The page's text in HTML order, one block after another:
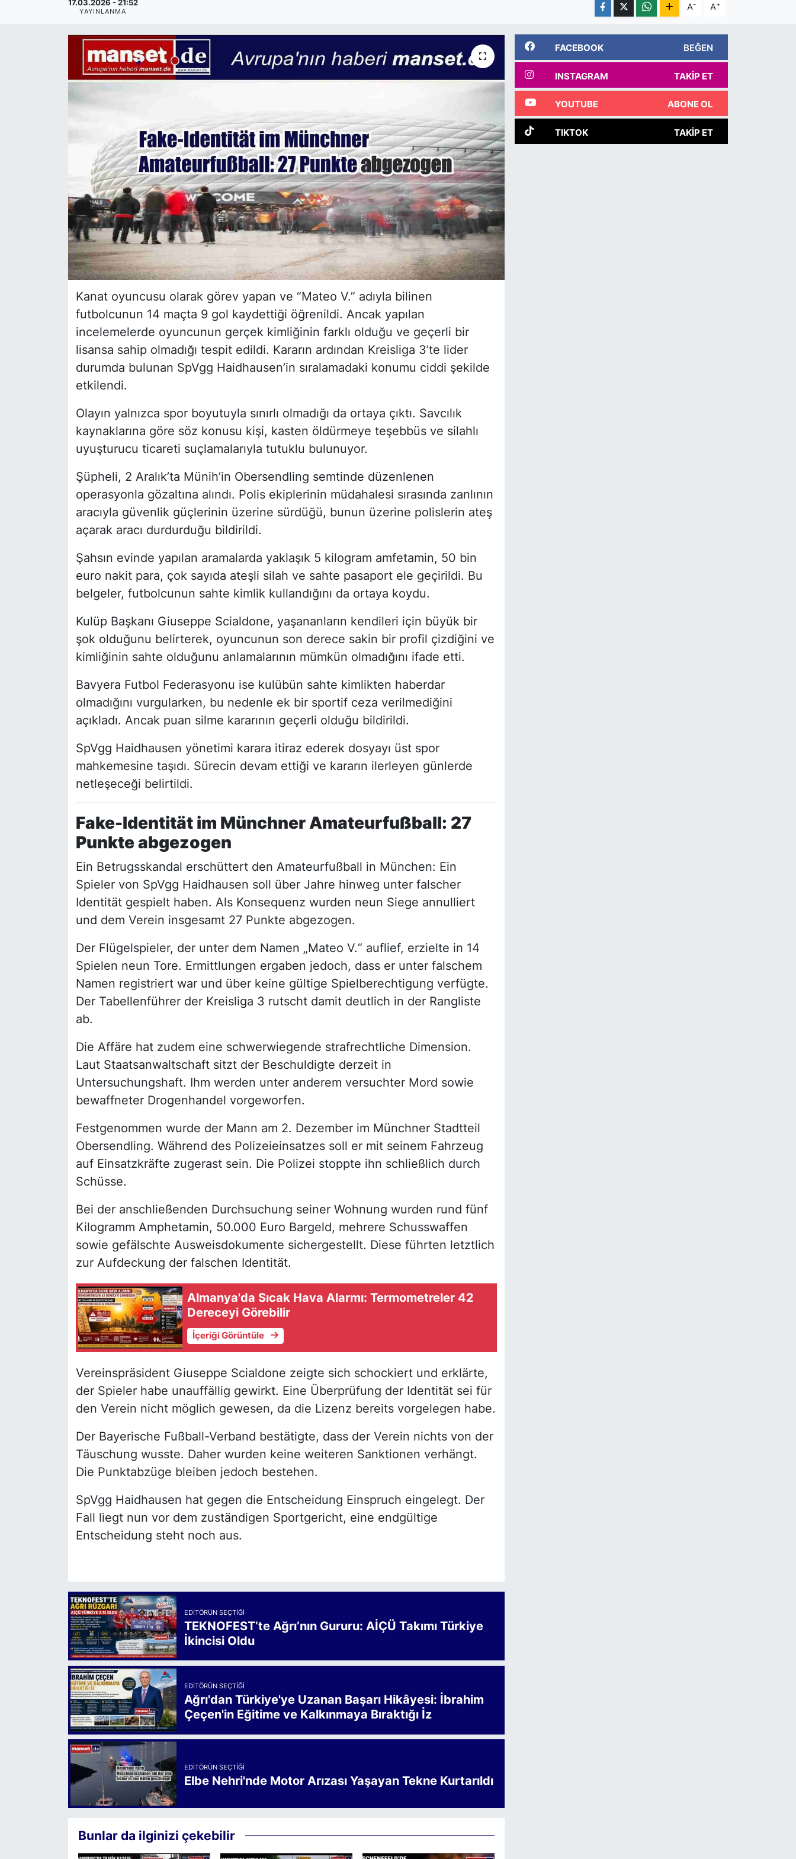
17.03.2026 - 21:52
YAYINLANMA A- A+
Kanat oyuncusu olarak görev yapan ve “Mateo V.” adıyla bilinen
futbolcunun 14 maçta 9 gol kaydettiği öğrenildi. Ancak yapılan
incelemelerde oyuncunun gerçek kimliğinin farklı olduğu ve geçerli bir
lisansa sahip olmadığı tespit edildi. Kararın ardından Kreisliga 3’te lider
durumda bulunan SpVgg Haidhausen’in sıralamadaki konumu ciddi şekilde
etkilendi.
Olayın yalnızca spor boyutuyla sınırlı olmadığı da ortaya çıktı. Savcılık
kaynaklarına göre söz konusu kişi, kasten öldürmeye teşebbüs ve silahlı
uyuşturucu ticareti suçlamalarıyla tutuklu bulunuyor.
Şüpheli, 2 Aralık’ta Münih’in Obersendling semtinde düzenlenen
operasyonla gözaltına alındı. Polis ekiplerinin müdahalesi sırasında zanlının
aracıyla güvenlik güçlerinin üzerine sürdüğü, bunun üzerine polislerin ateş
açarak aracı durdurduğu bildirildi.
Şahsın evinde yapılan aramalarda yaklaşık 5 kilogram amfetamin, 50 bin
euro nakit para, çok sayıda ateşli silah ve sahte pasaport ele geçirildi. Bu
belgeler, futbolcunun sahte kimlik kullandığını da ortaya koydu.
Kulüp Başkanı Giuseppe Scialdone, yaşananların kendileri için büyük bir
şok olduğunu belirterek, oyuncunun son derece sakin bir profil çizdiğini ve
kimliğinin sahte olduğunu anlamalarının mümkün olmadığını ifade etti.
Bavyera Futbol Federasyonu ise kulübün sahte kimlikten haberdar
olmadığını vurgularken, bu nedenle ek bir sportif ceza verilmediğini
açıkladı. Ancak puan silme kararının geçerli olduğu bildirildi.
SpVgg Haidhausen yönetimi karara itiraz ederek dosyayı üst spor
mahkemesine taşıdı. Sürecin devam ettiği ve kararın ilerleyen günlerde
netleşeceği belirtildi.
Fake-Identität im Münchner Amateurfußball: 27
Punkte abgezogen
Ein Betrugsskandal erschüttert den Amateurfußball in München: Ein
Spieler von SpVgg Haidhausen soll über Jahre hinweg unter falscher
Identität gespielt haben. Als Konsequenz wurden neun Siege annulliert
und dem Verein insgesamt 27 Punkte abgezogen.
Der Flügelspieler, der unter dem Namen „Mateo V.“ auflief, erzielte in 14
Spielen neun Tore. Ermittlungen ergaben jedoch, dass er unter falschem
Namen registriert war und über keine gültige Spielberechtigung verfügte.
Der Tabellenführer der Kreisliga 3 rutscht damit deutlich in der Rangliste
ab.
Die Affäre hat zudem eine schwerwiegende strafrechtliche Dimension.
Laut Staatsanwaltschaft sitzt der Beschuldigte derzeit in
Untersuchungshaft. Ihm werden unter anderem versuchter Mord sowie
bewaffneter Drogenhandel vorgeworfen.
Festgenommen wurde der Mann am 2. Dezember im Münchner Stadtteil
Obersendling. Während des Polizeieinsatzes soll er mit seinem Fahrzeug
auf Einsatzkräfte zugerast sein. Die Polizei stoppte ihn schließlich durch
Schüsse.
Bei der anschließenden Durchsuchung seiner Wohnung wurden rund fünf
Kilogramm Amphetamin, 50.000 Euro Bargeld, mehrere Schusswaffen
sowie gefälschte Ausweisdokumente sichergestellt. Diese führten letztlich
zur Aufdeckung der falschen Identität.
Almanya'da Sıcak Hava Alarmı: Termometreler 42
Dereceyi Görebilir
İçeriği Görüntüle
Vereinspräsident Giuseppe Scialdone zeigte sich schockiert und erklärte,
der Spieler habe unauffällig gewirkt. Eine Überprüfung der Identität sei für
den Verein nicht möglich gewesen, da die Lizenz bereits vorgelegen habe.
Der Bayerische Fußball-Verband bestätigte, dass der Verein nichts von der
Täuschung wusste. Daher wurden keine weiteren Sanktionen verhängt.
Die Punktabzüge bleiben jedoch bestehen.
SpVgg Haidhausen hat gegen die Entscheidung Einspruch eingelegt. Der
Fall liegt nun vor dem zuständigen Sportgericht, eine endgültige
Entscheidung steht noch aus.
EDITÖRÜN SEÇTIĞI
TEKNOFEST’te Ağrı’nın Gururu: AİÇÜ Takımı Türkiye
İkincisi Oldu
EDITÖRÜN SEÇTIĞI
Ağrı'dan Türkiye'ye Uzanan Başarı Hikâyesi: İbrahim
Çeçen'in Eğitime ve Kalkınmaya Bıraktığı İz
EDITÖRÜN SEÇTIĞI
Elbe Nehri'nde Motor Arızası Yaşayan Tekne Kurtarıldı
Bunlar da ilginizi çekebilir
FACEBOOK BEĞEN
INSTAGRAM TAKIP ET
YOUTUBE ABONE OL
TIKTOK TAKIP ET